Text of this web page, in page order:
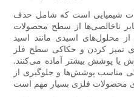
شیمیایی است که شامل حذف
ناخالصی‌ها از سطح محصولات
اسیدی مانند اسید
تمیز کردن و حکاکی سطح فلز
یا پوشش بیشتر آماده می‌کنند.
مناسب پوشش‌ها و جلوگیری از